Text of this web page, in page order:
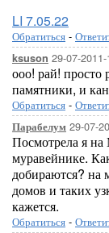
LI 7.05.22
Обратиться -
ksuson 29-07-
ооо! рай!
памятники, и
Обратиться -
Парабелум 29-07-
Посмотрела я
муравейнике.
добираются? на
домов и таких
кажется.
Обратиться -